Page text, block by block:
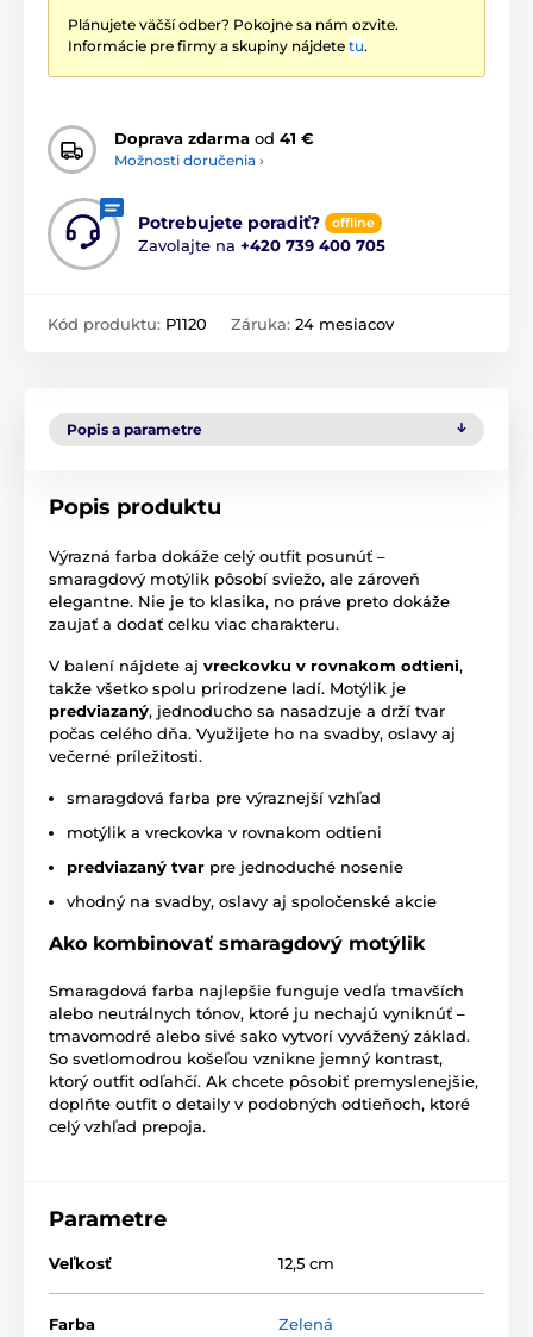
Plánujete väčší odber? Pokojne sa nám ozvite.
Informácie pre firmy a skupiny nájdete tu.
Doprava zdarma od 41 €
Možnosti doručenia ›
Potrebujete poradiť? offline
Zavolajte na +420 739 400 705
Kód produktu: P1120 Záruka: 24 mesiacov
Popis a parametre
Popis produktu
Výrazná farba dokáže celý outfit posunúť –
smaragdový motýlik pôsobí sviežo, ale zároveň
elegantne. Nie je to klasika, no práve preto dokáže
zaujať a dodať celku viac charakteru.
V balení nájdete aj vreckovku v rovnakom odtieni,
takže všetko spolu prirodzene ladí. Motýlik je
predviazaný, jednoducho sa nasadzuje a drží tvar
počas celého dňa. Využijete ho na svadby, oslavy aj
večerné príležitosti.
smaragdová farba pre výraznejší vzhľad
motýlik a vreckovka v rovnakom odtieni
predviazaný tvar pre jednoduché nosenie
vhodný na svadby, oslavy aj spoločenské akcie
Ako kombinovať smaragdový motýlik
Smaragdová farba najlepšie funguje vedľa tmavších
alebo neutrálnych tónov, ktoré ju nechajú vyniknúť –
tmavomodré alebo sivé sako vytvorí vyvážený základ.
So svetlomodrou košeľou vznikne jemný kontrast,
ktorý outfit odľahčí. Ak chcete pôsobiť premyslenejšie,
doplňte outfit o detaily v podobných odtieňoch, ktoré
celý vzhľad prepoja.
Parametre
Veľkosť 12,5 cm
Farba Zelená